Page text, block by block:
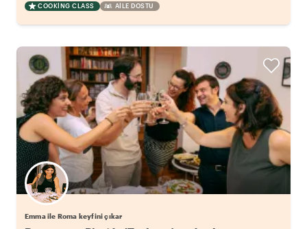
COOKING CLASS AILE DOSTU
Emma ile Roma keyfini çıkar